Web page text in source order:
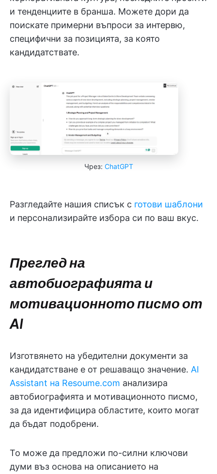
и тенденциите в бранша. Можете дори да
поискате примерни въпроси за интервю,
специфични за позицията, за която
кандидатствате.
Чрез: ChatGPT
Разгледайте нашия списък с готови шаблони
и персонализирайте избора си по ваш вкус.
Преглед на
автобиографията и
мотивационното писмо от
AI
Изготвянето на убедителни документи за
кандидатстване е от решаващо значение. AI
Assistant на Resoume.com анализира
автобиографията и мотивационното писмо,
за да идентифицира областите, които могат
да бъдат подобрени.
То може да предложи по-силни ключови
думи въз основа на описанието на